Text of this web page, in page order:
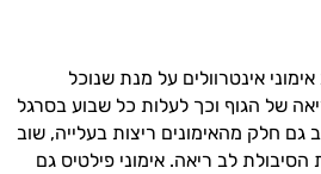
אינטרוולים על מנת שנוכל
של הגוף וכך לעלות כל שבוע בסרגל
גם חלק מהאימונים ריצות בעלייה, שוב
הסיבולת לב ריאה. אימוני פילטיס גם